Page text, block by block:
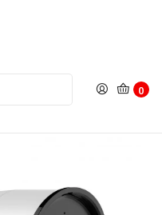
0
IP
2CD2083G2-I 2.8mm